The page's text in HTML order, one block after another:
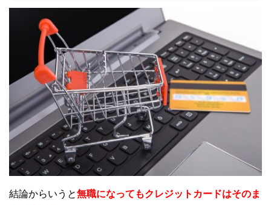
結論からいうと無職になってもクレジットカードはそのま